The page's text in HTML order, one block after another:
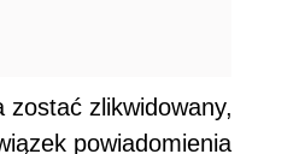
zostać zlikwidowany,
powiadomienia